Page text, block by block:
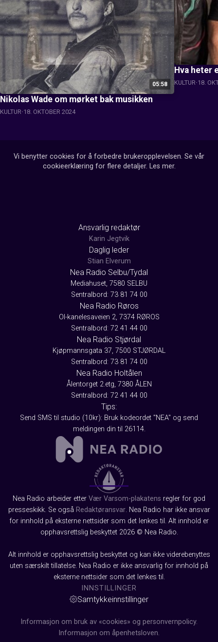
05:58
Nikolas Wade om mørket bak musikken
KULTUR 18. OKTOBER 2024
Hva heter
KULTUR 18.
Vi benytter cookies for å forbedre brukeropplevelsen. Se vår
cookieerklæring for flere detaljer. Les mer.
Ansvarlig redaktør
Karin Jegtvik
Daglig leder
Stian Elverum
Nea Radio Selbu/Tydal
Mediahuset, 7580 SELBU
Sentralbord: 73 81 74 00
Nea Radio Røros
Ol-kanelesaveien 2, 7374 RØROS
Sentralbord: 72 41 44 00
Nea Radio Stjørdal
Kjøpmannsgata 37, 7500 STJØRDAL
Sentralbord: 73 81 74 00
Nea Radio Holtålen
Ålentorget 2.etg, 7380 ÅLEN
Sentralbord: 72 41 44 00
Tips:
Send SMS til studio (10kr): Bruk kodeordet "NEA" og send
meldingen din til 26114.
Nea Radio arbeider etter Vær Varsom-plakatens regler for god
presseskikk. Se også Redaktøransvar. Nea Radio har ikke ansvar
for innhold på eksterne nettsider som det lenkes til. Alt innhold er
opphavsrettslig beskyttet 2026 © Nea Radio.
Alt innhold er opphavsrettslig beskyttet og kan ikke viderebenyttes
uten særskilt tillatelse. Nea Radio er ikke ansvarlig for innhold på
eksterne nettsider som det lenkes til.
INNSTILLINGER
Samtykkeinnstillinger
Informasjon om bruk av «cookies» og personvernpolicy.
Informasjon om åpenhetsloven.